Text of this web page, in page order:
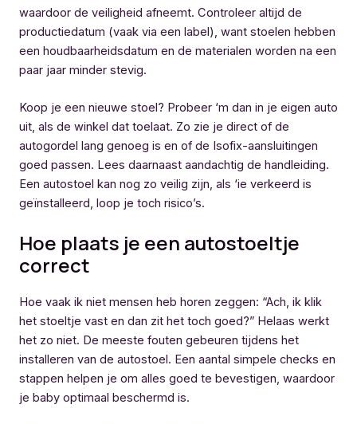
waardoor de veiligheid afneemt. Controleer altijd de
productiedatum (vaak via een label), want stoelen hebben
een houdbaarheidsdatum en de materialen worden na een
paar jaar minder stevig.
Koop je een nieuwe stoel? Probeer ‘m dan in je eigen auto
uit, als de winkel dat toelaat. Zo zie je direct of de
autogordel lang genoeg is en of de Isofix-aansluitingen
goed passen. Lees daarnaast aandachtig de handleiding.
Een autostoel kan nog zo veilig zijn, als ‘ie verkeerd is
geïnstalleerd, loop je toch risico’s.
Hoe plaats je een autostoeltje
correct
Hoe vaak ik niet mensen heb horen zeggen: “Ach, ik klik
het stoeltje vast en dan zit het toch goed?” Helaas werkt
het zo niet. De meeste fouten gebeuren tijdens het
installeren van de autostoel. Een aantal simpele checks en
stappen helpen je om alles goed te bevestigen, waardoor
je baby optimaal beschermd is.